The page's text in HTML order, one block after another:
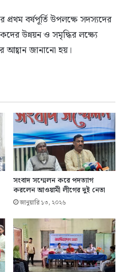
বর্ষপূর্তি উপলক্ষে সদস্যদের
উন্নয়ন ও সমৃদ্ধির লক্ষ্যে
জানানো হয়।
সংবাদ সম্মেলন করে পদত্যাগ
করলেন আওয়ামী লীগের দুই নেতা
জানুয়ারি ১৩, ২০২৬